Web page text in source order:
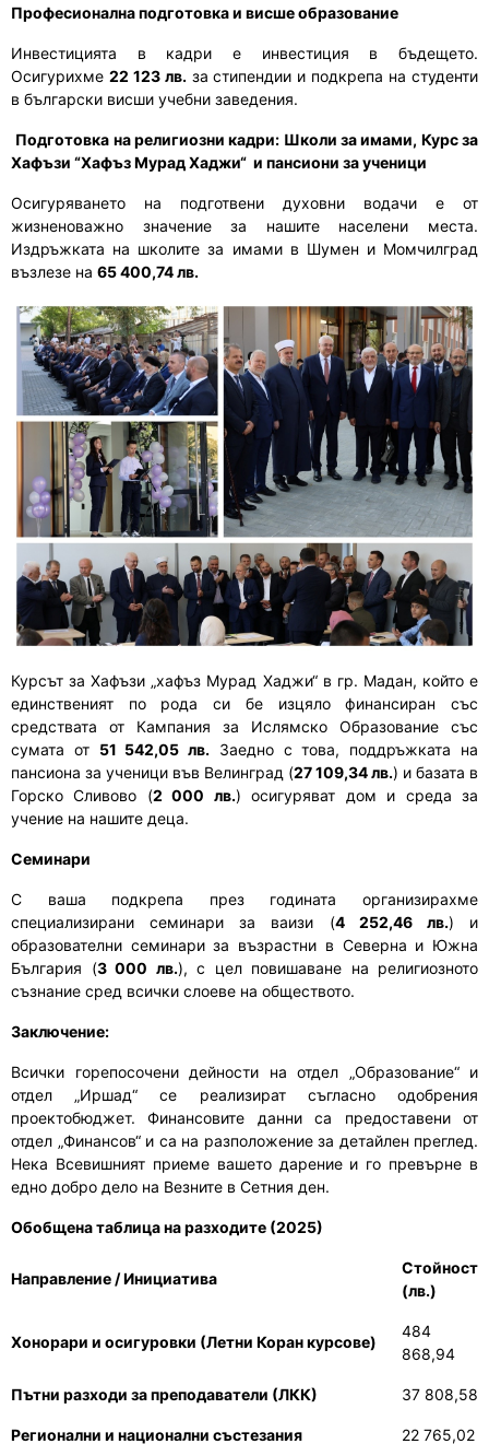
Професионална подготовка и висше образование
Инвестицията в кадри е инвестиция в бъдещето.
Осигурихме 22 123 лв.за стипендии и подкрепа на студенти
в български висши учебни заведения.
Подготовка на религиозни кадри: Школи за имами, Курс за
Хафъзи “Хафъз Мурад Хаджи“ и пансиони за ученици
Осигуряването на подготвени духовни водачи е от
жизненоважно значение за нашите населени места.
Издръжката на школите за имами в Шумен и Момчилград
възлезе на 65 400,74 лв.
Курсът за Хафъзи „хафъз Мурад Хаджи“ в гр. Мадан, който е
единственият по рода си бе изцяло финансиран със
средствата от Кампания за Ислямско Образование със
сумата от 51 542,05 лв. Заедно с това, поддръжката на
пансиона за ученици във Велинград (27 109,34 лв.) и базата в
Горско Сливово (2 000 лв.) осигуряват дом и среда за
учение на нашите деца.
Семинари
С ваша подкрепа през годината организирахме
специализирани семинари за ваизи (4 252,46 лв.) и
образователни семинари за възрастни в Северна и Южна
България (3 000 лв.), с цел повишаване на религиозното
съзнание сред всички слоеве на обществото.
Заключение:
Всички горепосочени дейности на отдел „Образование“ и
отдел „Иршад“ се реализират съгласно одобрения
проектобюджет. Финансовите данни са предоставени от
отдел „Финансов“ и са на разположение за детайлен преглед.
Нека Всевишният приеме вашето дарение и го превърне в
едно добро дело на Везните в Сетния ден.
Обобщена таблица на разходите (2025)
Направление / Инициатива
Стойност
(лв.)
Хонорари и осигуровки (Летни Коран курсове)
484
868,94
Пътни разходи за преподаватели (ЛКК) 37 808,58
Регионални и национални състезания 22 765,02